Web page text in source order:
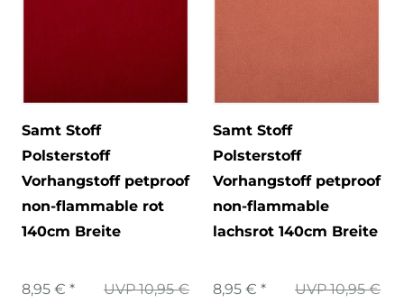
Samt Stoff
Polsterstoff
Vorhangstoff petproof
non-flammable rot
140cm Breite
UVP 10,95 €
8,95 € *
Samt Stoff
Polsterstoff
Vorhangstoff petproof
non-flammable
lachsrot 140cm Breite
UVP 10,95 €
8,95 € *